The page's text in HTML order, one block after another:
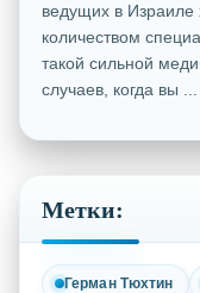
ведущих в Израиле
количеством
такой сильной
случаев, когда вы ...
Метки:
Герман Тюхтин